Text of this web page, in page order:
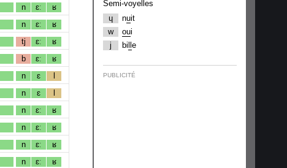
n ɛː
ʁ
n ɛː
ʁ
tj ɛː
ʁ
b ɛː
ʁ
n ɛ
l
n ɛ
l
n ɛː
ʁ
n ɛː
ʁ
n ɛː
ʁ
n ɛː
ʁ
Semi-voyelles
ɥ
nuit
w
oui
j
bi e
PUBLICITÉ